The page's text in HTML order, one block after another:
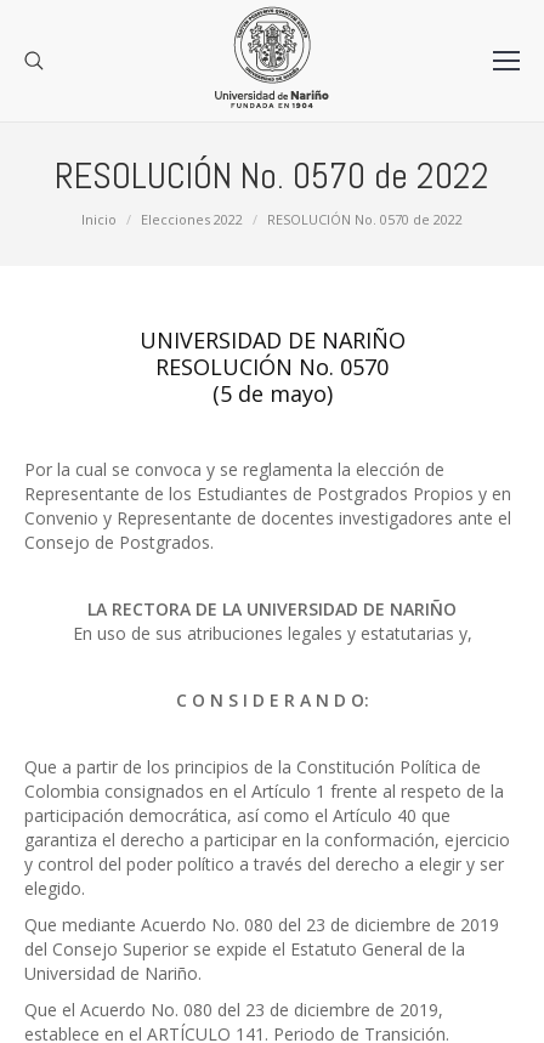
RESOLUCIÓN No. 0570 de 2022
Estás aquí:
Inicio Elecciones 2022 RESOLUCIÓN No. 0570 de 2022
UNIVERSIDAD DE NARIÑO
RESOLUCIÓN No. 0570
(5 de mayo)
Por la cual se convoca y se reglamenta la elección de
Representante de los Estudiantes de Postgrados Propios y en
Convenio y Representante de docentes investigadores ante el
Consejo de Postgrados.
LA RECTORA DE LA UNIVERSIDAD DE NARIÑO
En uso de sus atribuciones legales y estatutarias y,
C O N S I D E R A N D O:
Que a partir de los principios de la Constitución Política de
Colombia consignados en el Artículo 1 frente al respeto de la
participación democrática, así como el Artículo 40 que
garantiza el derecho a participar en la conformación, ejercicio
y control del poder político a través del derecho a elegir y ser
elegido.
Que mediante Acuerdo No. 080 del 23 de diciembre de 2019
del Consejo Superior se expide el Estatuto General de la
Universidad de Nariño.
Que el Acuerdo No. 080 del 23 de diciembre de 2019,
establece en el ARTÍCULO 141. Periodo de Transición.